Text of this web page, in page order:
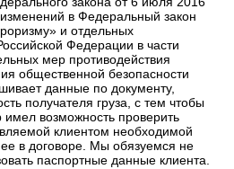
в Федеральный закон
и отдельных
Федерации в части
мер противодействия
общественной безопасности
данные по документу,
получателя груза, с тем чтобы
имел возможность проверить
клиентом необходимой
в договоре. Мы обязуемся не
паспортные данные клиента.